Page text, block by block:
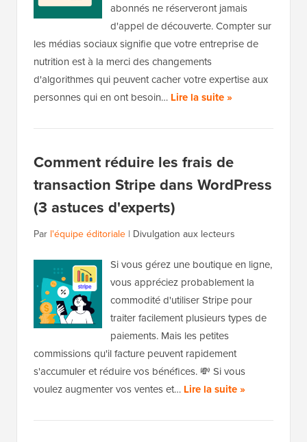
abonnés ne réserveront jamais
d'appel de découverte. Compter sur
les médias sociaux signifie que votre entreprise de
nutrition est à la merci des changements
d'algorithmes qui peuvent cacher votre expertise aux
personnes qui en ont besoin… Lire la suite »
Comment réduire les frais de
transaction Stripe dans WordPress
(3 astuces d'experts)
Par l'équipe éditoriale | Divulgation aux lecteurs
Si vous gérez une boutique en ligne,
vous appréciez probablement la
commodité d'utiliser Stripe pour
traiter facilement plusieurs types de
paiements. Mais les petites
commissions qu'il facture peuvent rapidement
s'accumuler et réduire vos bénéfices. 💸 Si vous
voulez augmenter vos ventes et… Lire la suite »